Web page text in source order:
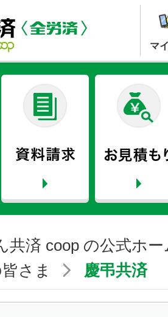
マ
共済 coop の公式ホ
さま
慶弔共済